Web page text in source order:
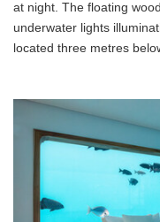
at night. The floating
underwater lights
located three metres